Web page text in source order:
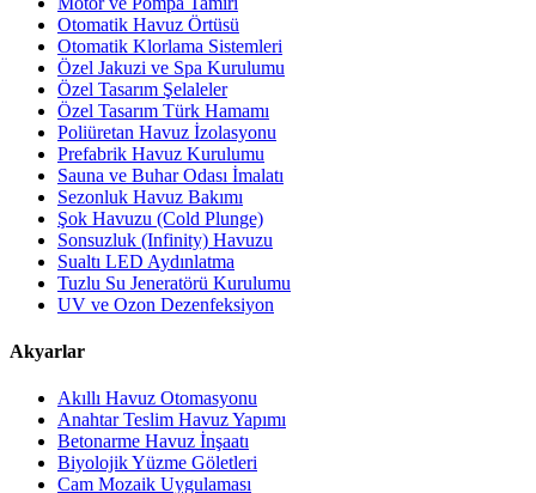
Otomatik Havuz Örtüsü
Otomatik Klorlama Sistemleri
Özel Jakuzi ve Spa Kurulumu
Özel Tasarım Şelaleler
Özel Tasarım Türk Hamamı
Poliüretan Havuz İzolasyonu
Prefabrik Havuz Kurulumu
Sauna ve Buhar Odası İmalatı
Sezonluk Havuz Bakımı
Şok Havuzu (Cold Plunge)
Sonsuzluk (Infinity) Havuzu
Sualtı LED Aydınlatma
Tuzlu Su Jeneratörü Kurulumu
UV ve Ozon Dezenfeksiyon
Akyarlar
Akıllı Havuz Otomasyonu
Anahtar Teslim Havuz Yapımı
Betonarme Havuz İnşaatı
Biyolojik Yüzme Göletleri
Cam Mozaik Uygulaması